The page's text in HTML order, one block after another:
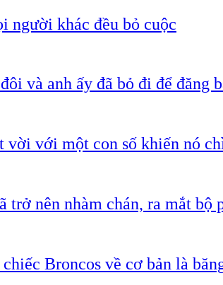
người khác đều bỏ cuộc
và anh ấy đã bỏ đi để đăng
với một con số khiến nó
nên nhàm chán, ra mắt bộ
Broncos về cơ bản là